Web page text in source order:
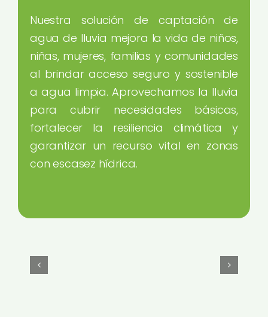
Nuestra solución de captación de
agua de lluvia mejora la vida de niños,
niñas, mujeres, familias y comunidades
al brindar acceso seguro y sostenible
a agua limpia. Aprovechamos la lluvia
para cubrir necesidades básicas,
fortalecer la resiliencia climática y
garantizar un recurso vital en zonas
con escasez hídrica.